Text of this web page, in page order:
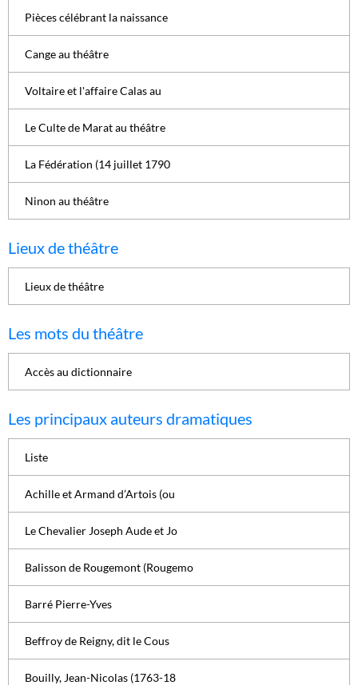
Pièces célébrant la naissance
Cange au théâtre
Voltaire et l'affaire Calas au
Le Culte de Marat au théâtre
La Fédération (14 juillet 1790
Ninon au théâtre
Lieux de théâtre
Lieux de théâtre
Les mots du théâtre
Accès au dictionnaire
Les principaux auteurs dramatiques
Liste
Achille et Armand d’Artois (ou
Le Chevalier Joseph Aude et Jo
Balisson de Rougemont (Rougemo
Barré Pierre-Yves
Beffroy de Reigny, dit le Cous
Bouilly, Jean-Nicolas (1763-18